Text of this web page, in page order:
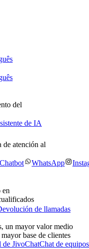
del
de IA
de atención al
Chatbot WhatsApp
en
de llamadas
un mayor valor medio
base de clientes
de JivoChatChat de